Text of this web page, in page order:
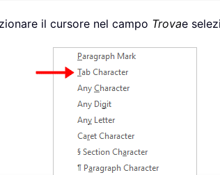
il cursore nel campo Trovae